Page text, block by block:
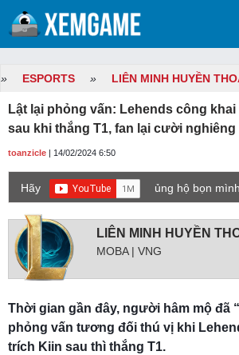
» ESPORTS » LIÊN MINH HUYỀN
Lật lại phỏng vấn: Lehends công khai
sau khi thắng T1, fan lại cười nghiêng
toanzicle | 14/02/2024 6:50
Hãy
ủng hộ bọn
LIÊN MINH HUYỀN
MOBA | VNG
Thời gian gần đây, người hâm mộ đã
phỏng vấn tương đối thú vị khi
trích Kiin sau thì thắng T1.